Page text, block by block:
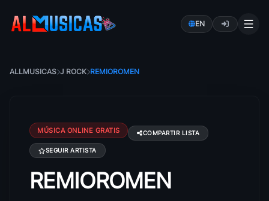
EN
ALLMUSICAS J ROCK REMIOROMEN
MÚSICA ONLINE GRATIS COMPARTIR LISTA
SEGUIR ARTISTA
Canciones de Remioromen: éxitos, álbumes y letras
REMIOROMEN